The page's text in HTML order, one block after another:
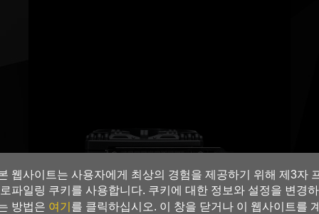
웹사이트는 사용자에게 최상의 경험을 제공하기 위해 제3자
로파일링 쿠키를 사용합니다. 쿠키에 대한 정보와 설정을 변경하
방법은 여기를 클릭하십시오. 이 창을 닫거나 이 웹사이트를